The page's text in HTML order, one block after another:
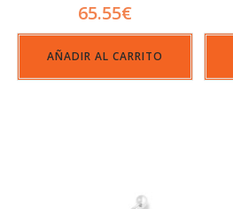
65.55€
AÑADIR AL CARRITO